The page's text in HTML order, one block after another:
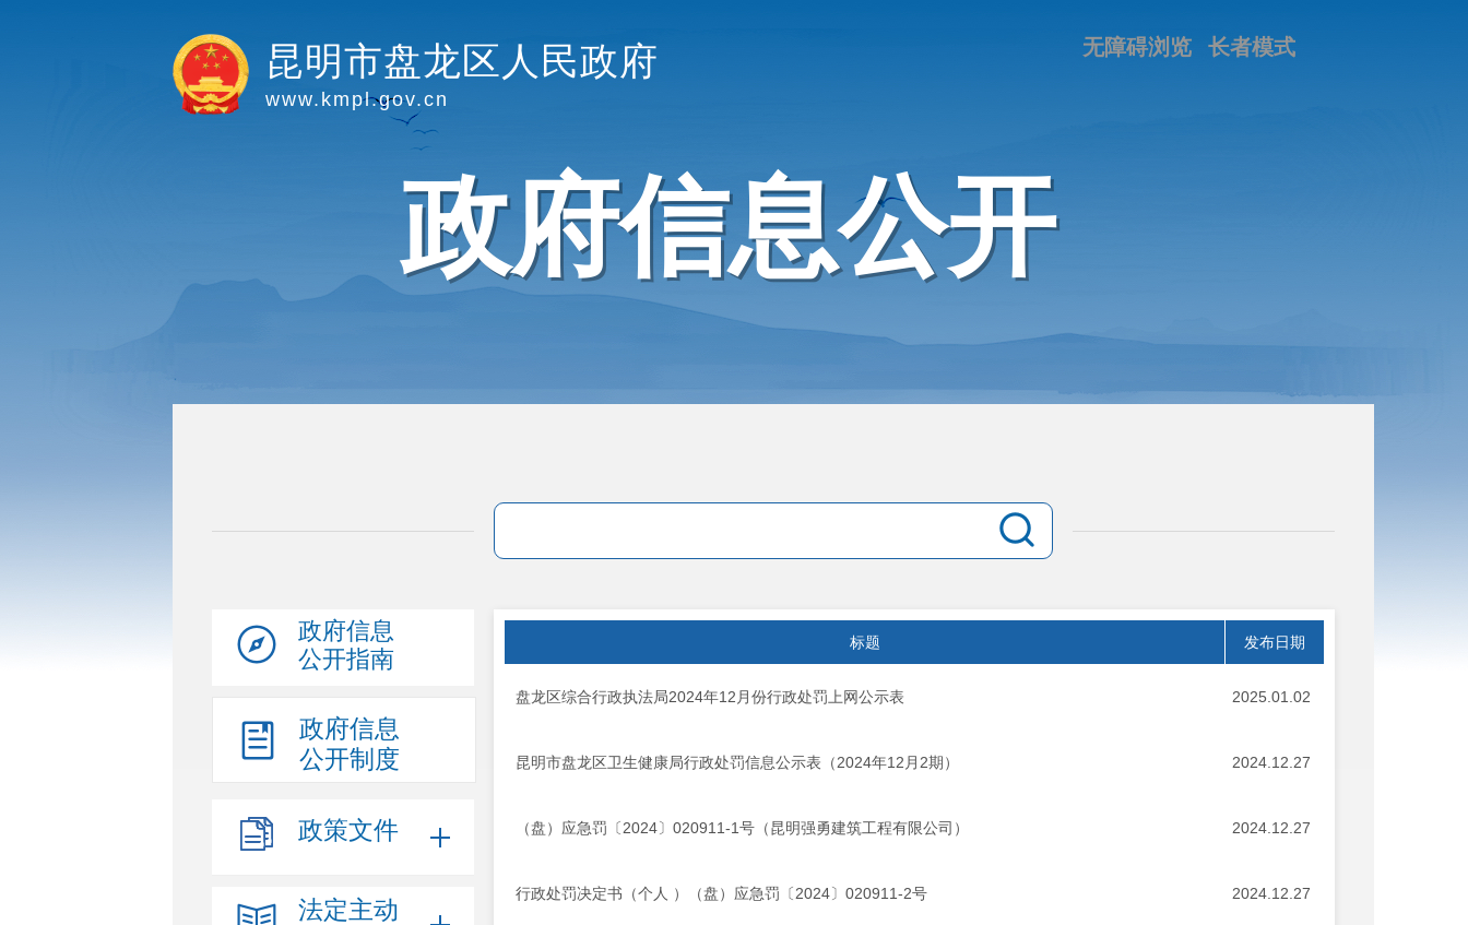
昆明市盘龙区人民政府
www.kmpl.gov.cn
长者模式
无障碍浏览
政府信息公开
政府信息
公开指南
政府信息
公开制度
政策文件
法定主动
标题 发布日期
盘龙区综合行政执法局2024年12月份行政处罚上网公示表 ​ 2025.01.02
昆明市盘龙区卫生健康局行政处罚信息公示表（2024年12月2期） 2024.12.27
（盘）应急罚〔2024〕020911-1号（昆明强勇建筑工程有限公司） 2024.12.27
行政处罚决定书（个人 ）（盘）应急罚〔2024〕020911-2号 2024.12.27